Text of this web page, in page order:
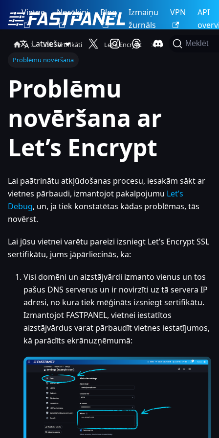
Vietne Norēķini Blog
Izmaiņu
žurnāls
VPN
API
Latviešu
Meklēt
SSL sertifikāti
Let's Encrypt
Problēmu novēršana
Problēmu
novēršana ar
Let’s Encrypt
Lai paātrinātu atkļūdošanas procesu, iesakām sākt ar
vietnes pārbaudi, izmantojot pakalpojumu Let’s
Debug, un, ja tiek konstatētas kādas problēmas, tās
novērst.
Lai jūsu vietnei varētu pareizi izsniegt Let’s Encrypt SSL
sertifikātu, jums jāpārliecinās, ka:
Visi domēni un aizstājvārdi izmanto vienus un tos
pašus DNS serverus un ir novirzīti uz tā servera IP
adresi, no kura tiek mēģināts izsniegt sertifikātu.
Izmantojot FASTPANEL, vietnei iestatītos
aizstājvārdus varat pārbaudīt vietnes iestatījumos,
kā parādīts ekrānuzņēmumā: